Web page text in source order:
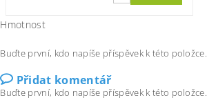
Hmotnost
Buďte první, kdo napíše příspěvek k této položce.
Přidat komentář
Buďte první, kdo napíše příspěvek k této položce.